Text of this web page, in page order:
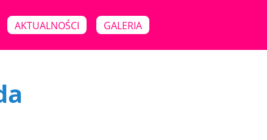
AKTUALNOŚCI GALERIA